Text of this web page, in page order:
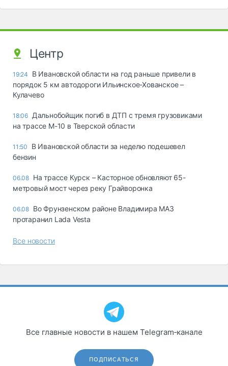
Центр
19:24
В Ивановской области на год раньше привели в
порядок 5 км автодороги Ильинское-Хованское –
Кулачево
18:06 Дальнобойщик погиб в ДТП с тремя грузовиками
на трассе М-10 в Тверской области
11:50
В Ивановской области за неделю подешевел
бензин
06.08 На трассе Курск – Касторное обновляют 65-
метровый мост через реку Грайворонка
06.08 Во Фрунзенском районе Владимира МАЗ
протаранил Lada Vesta
Все новости
Все главные новости в нашем Telegram‑канале
ПОДПИСАТЬСЯ